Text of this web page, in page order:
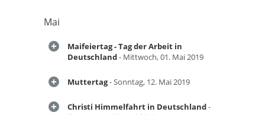
Mai
Maifeiertag - Tag der Arbeit in
Deutschland- Mittwoch, 01. Mai 2019
Muttertag- Sonntag, 12. Mai 2019
Christi Himmelfahrt in Deutschland-